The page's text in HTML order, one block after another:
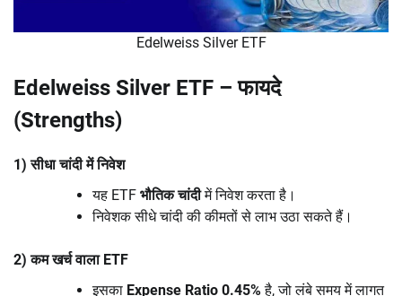
Edelweiss Silver ETF
Edelweiss Silver ETF – फायदे
(Strengths)
1) सीधा चांदी में निवेश
यह ETF भौतिक चांदीमें निवेश करता है।
निवेशक सीधे चांदी की कीमतों से लाभ उठा सकते हैं।
2) कम खर्च वाला ETF
इसका Expense Ratio 0.45%है, जो लंबे समय में लागत